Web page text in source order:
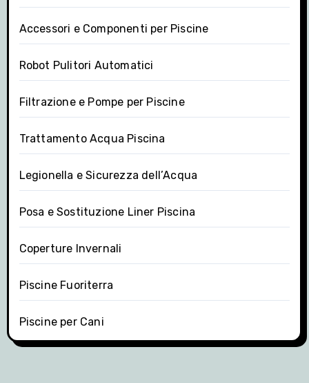
Accessori e Componenti per Piscine
Robot Pulitori Automatici
Filtrazione e Pompe per Piscine
Trattamento Acqua Piscina
Legionella e Sicurezza dell’Acqua
Posa e Sostituzione Liner Piscina
Coperture Invernali
Piscine Fuoriterra
Piscine per Cani